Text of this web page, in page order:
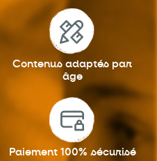
Contenus adaptés par
âge
Paiement 100% sécurisé